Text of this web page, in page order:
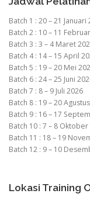
Batch 1 : 20 – 21 Januari
Batch 2 : 10 – 11
Batch 3 : 3 – 4 Maret
Batch 4 : 14 – 15 April
Batch 5 : 19 – 20 Mei
Batch 6 : 24 – 25 Juni
Batch 7 : 8 – 9 Juli 2026
Batch 8 : 19 – 20
Batch 9 : 16 – 17
Batch 10 : 7 – 8
Batch 11 : 18 – 19
Batch 12 : 9 – 10
Lokasi Training